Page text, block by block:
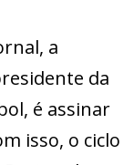
a
da
é assinar
isso, o ciclo